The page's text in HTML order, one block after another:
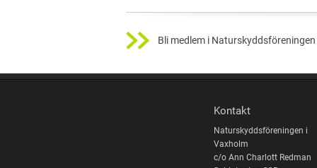
Bli medlem i
Kontakt
Naturskyddsföreningen i
Vaxholm
c/o Ann Charlott Redman